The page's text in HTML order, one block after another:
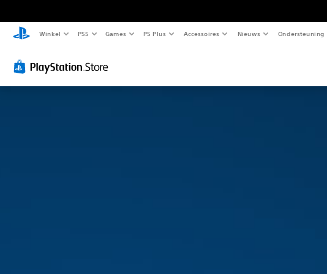
Winkel PS5 Games PS Plus Accessoires Nieuws Ondersteuning